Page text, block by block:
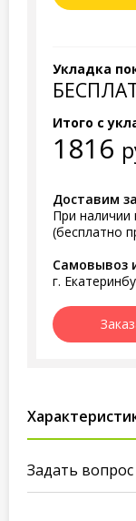
Укладка
Итого с
1816
Доставим
При наличии
(бесплатно
Самовывоз
г.
Задать вопрос